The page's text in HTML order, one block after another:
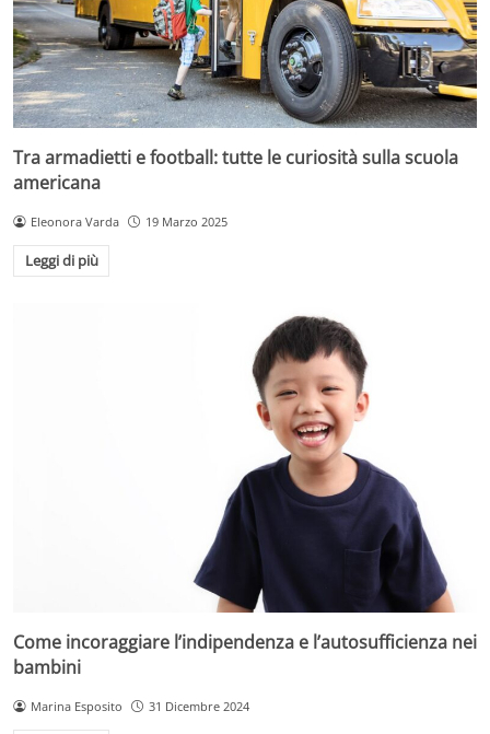
Tra armadietti e football: tutte le curiosità sulla scuola
americana
Eleonora Varda 19 Marzo 2025
Leggi di più
Come incoraggiare l’indipendenza e l’autosufficienza nei
bambini
Marina Esposito 31 Dicembre 2024